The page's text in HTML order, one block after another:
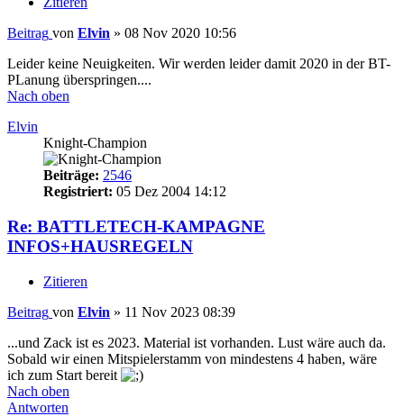
Beitrag von Elvin » 08 Nov 2020 10:56
Leider keine Neuigkeiten. Wir werden leider damit 2020 in der BT-
PLanung überspringen....
Nach oben
Elvin
Knight-Champion
Beiträge: 2546
Registriert: 05 Dez 2004 14:12
Re: BATTLETECH-KAMPAGNE
INFOS+HAUSREGELN
Zitieren
Beitrag von Elvin » 11 Nov 2023 08:39
...und Zack ist es 2023. Material ist vorhanden. Lust wäre auch da.
Sobald wir einen Mitspielerstamm von mindestens 4 haben, wäre
ich zum Start bereit
Nach oben
Antworten